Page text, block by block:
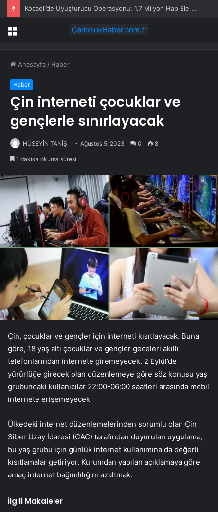
Kocaeli’de Uyuşturucu Operasyonu: 1.7 Milyon Hap Ele Geçirildi
Menü
Anasayfa / Haber
Haber
Çin interneti çocuklar ve
gençlerle sınırlayacak
HÜSEYİN TANİŞ Ağustos 5, 2023 0 8
1 dakika okuma süresi
Çin, çocuklar ve gençler için interneti kısıtlayacak. Buna
göre, 18 yaş altı çocuklar ve gençler geceleri akıllı
telefonlarından internete giremeyecek. 2 Eylül’de
yürürlüğe girecek olan düzenlemeye göre söz konusu yaş
grubundaki kullanıcılar 22:00-06:00 saatleri arasında mobil
internete erişemeyecek.
Ülkedeki internet düzenlemelerinden sorumlu olan Çin
Siber Uzay İdaresi (CAC) tarafından duyurulan uygulama,
bu yaş grubu için günlük internet kullanımına da değerli
kısıtlamalar getiriyor. Kurumdan yapılan açıklamaya göre
amaç internet bağımlılığını azaltmak.
İlgili Makaleler